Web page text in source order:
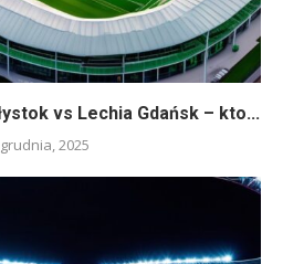
vs Lechia Gdańsk – kto...
2025